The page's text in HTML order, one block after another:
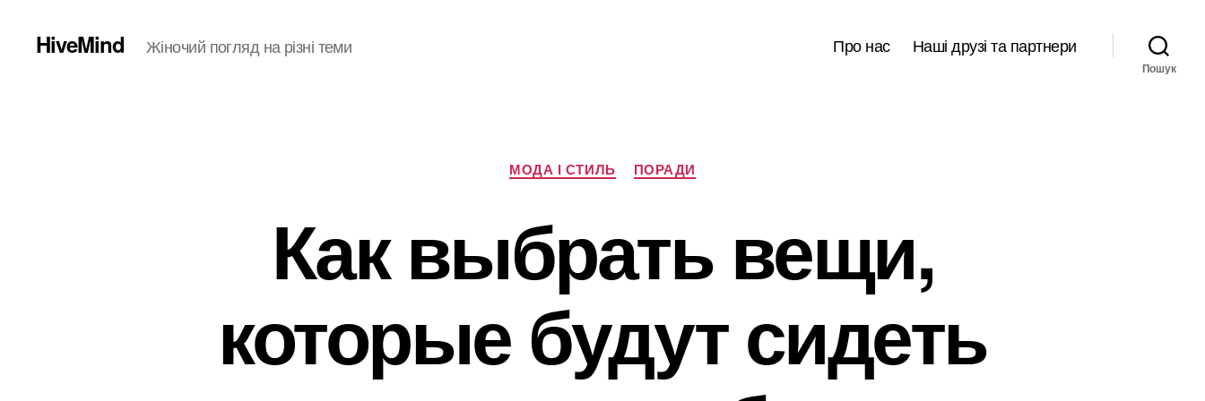
HiveMind Жіночий погляд на різні теми Про нас Наші друзі та партнери
Пошук
Категорії
МОДА І СТИЛЬ ПОРАДИ
Как выбрать вещи,
которые будут сидеть